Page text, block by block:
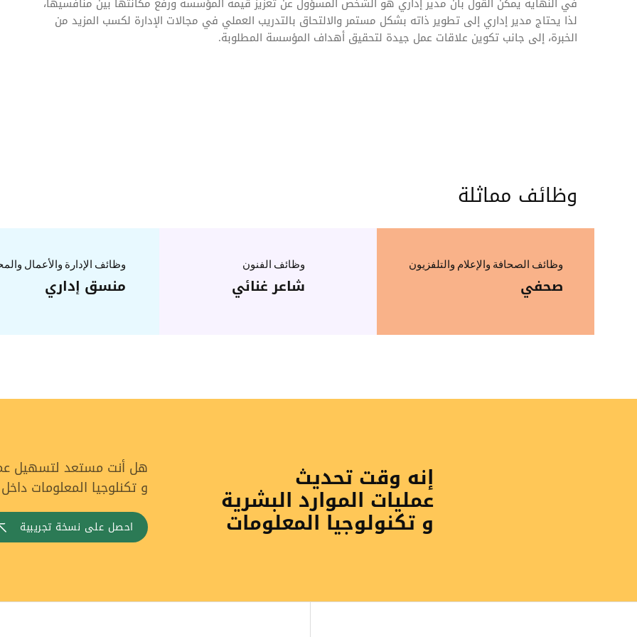
لذا يحتاج مدير إداري إلى تطوير ذاته بشكل مستمر والالتحاق بالتدريب العملي في مجالات الإدارة لكسب المزيد من
الخبرة، إلى جانب تكوين علاقات عمل جيدة لتحقيق أهداف المؤسسة المطلوبة.
وظائف مماثلة
وظائف الصحافة والإعلام والتلفزيون
صحفي
وظائف الفنون
شاعر غنائي
وظائف الإدارة والأعمال
منسق إداري
إنه وقت تحديث
عمليات الموارد البشرية
و تكنولوجيا المعلومات
هل أنت مستعد لتسهيل
و تكنلوجيا المعلومات
احصل على نسخة تجريبية